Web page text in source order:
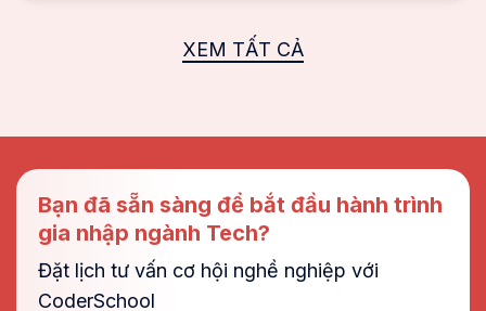
XEM TẤT CẢ
Bạn đã sẵn sàng để bắt đầu hành trình
gia nhập ngành Tech?
Đặt lịch tư vấn cơ hội nghề nghiệp với
CoderSchool